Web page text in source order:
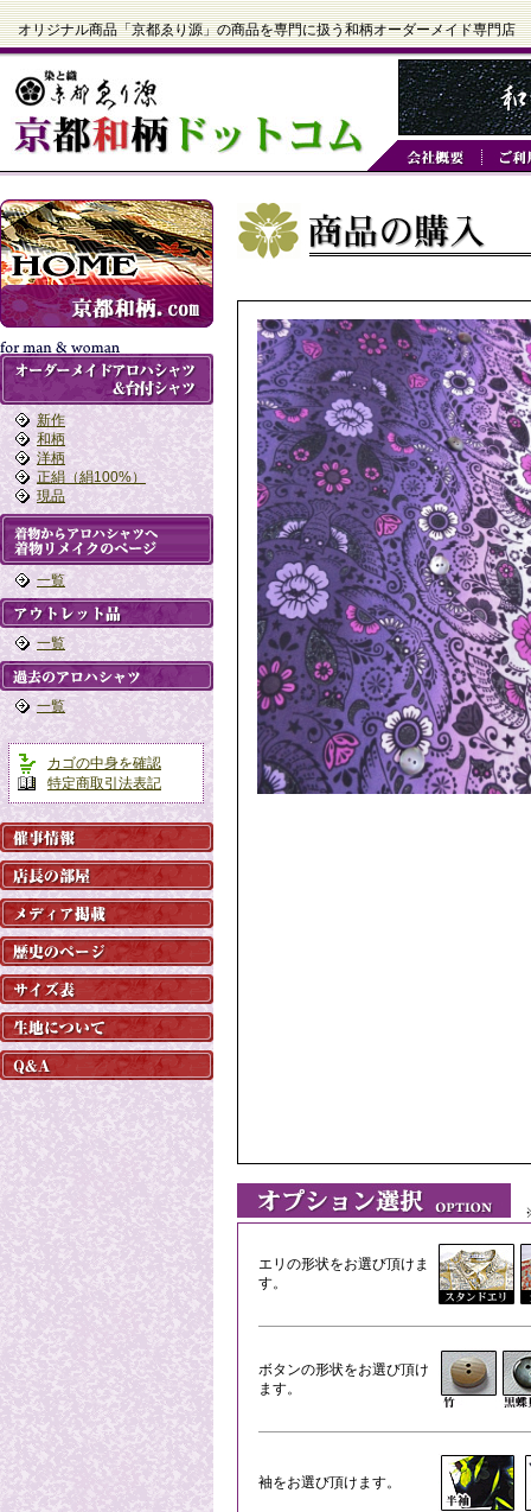
オリジナル商品「京都ゑり源」の商品を専門に扱う和柄オーダーメイド専門店
新作
和柄
洋柄
正絹（絹100%）
現品
一覧
一覧
一覧
カゴの中身を確認
特定商取引法表記
※
エリの形状をお選び頂けま
す。
ボタンの形状をお選び頂け
ます。
袖をお選び頂けます。